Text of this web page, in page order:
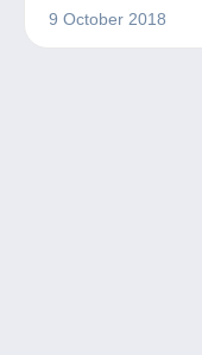
9 October 2018